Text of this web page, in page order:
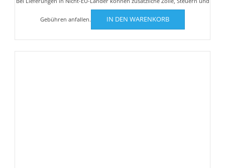
Gebühren anfallen. IN DEN WARENKORB